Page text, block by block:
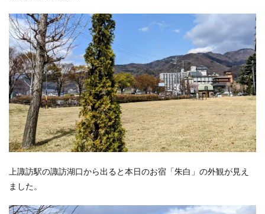
上諏訪駅の諏訪湖口から出ると本日のお宿「朱白」の外観が見え
ました。